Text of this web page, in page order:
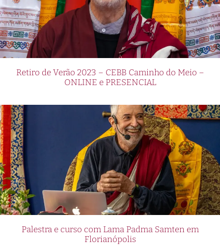
Retiro de Verão 2023 – CEBB Caminho do Meio –
ONLINE e PRESENCIAL
Palestra e curso com Lama Padma Samten em
Florianópolis